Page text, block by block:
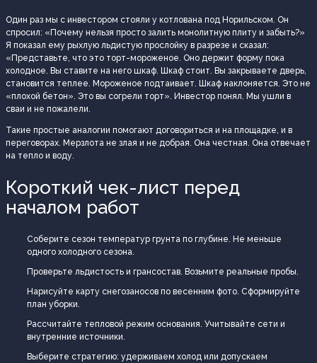
Один раз мы с инвестором стояли у котлована под Норильском. Он
спросил: «Почему нельзя просто залить монолитную плиту и забыть?»
Я показал ему рыхлую льдистую прослойку в разрезе и сказал:
«Представьте, что это торт-мороженое. Оно держит форму пока
холодное. Вы ставите на него шкаф. Шкаф стоит. Вы закрываете дверь,
становится теплее. Мороженое подтаивает. Шкаф наклоняется. Это не
«плохой бетон». Это вы согрели торт». Инвестор понял. Мы ушли в
сваи и не пожалели.
Такие простые аналогии помогают договориться и на площадке, и в
переговорах. Мерзлота не злая и не добрая. Она честная. Она отвечает
на тепло и воду.
Короткий чек-лист перед
началом работ
Соберите сезон температур грунта по глубине. Не меньше
одного холодного сезона.
Проверьте льдистость и грансостав. Возьмите реальные пробы.
Нарисуйте карту снегозаносов по весенним фото. Сформируйте
план уборки.
Рассчитайте тепловой режим основания. Учитывайте сети и
внутренние источники.
Выберите стратегию: удерживаем холод или допускаем